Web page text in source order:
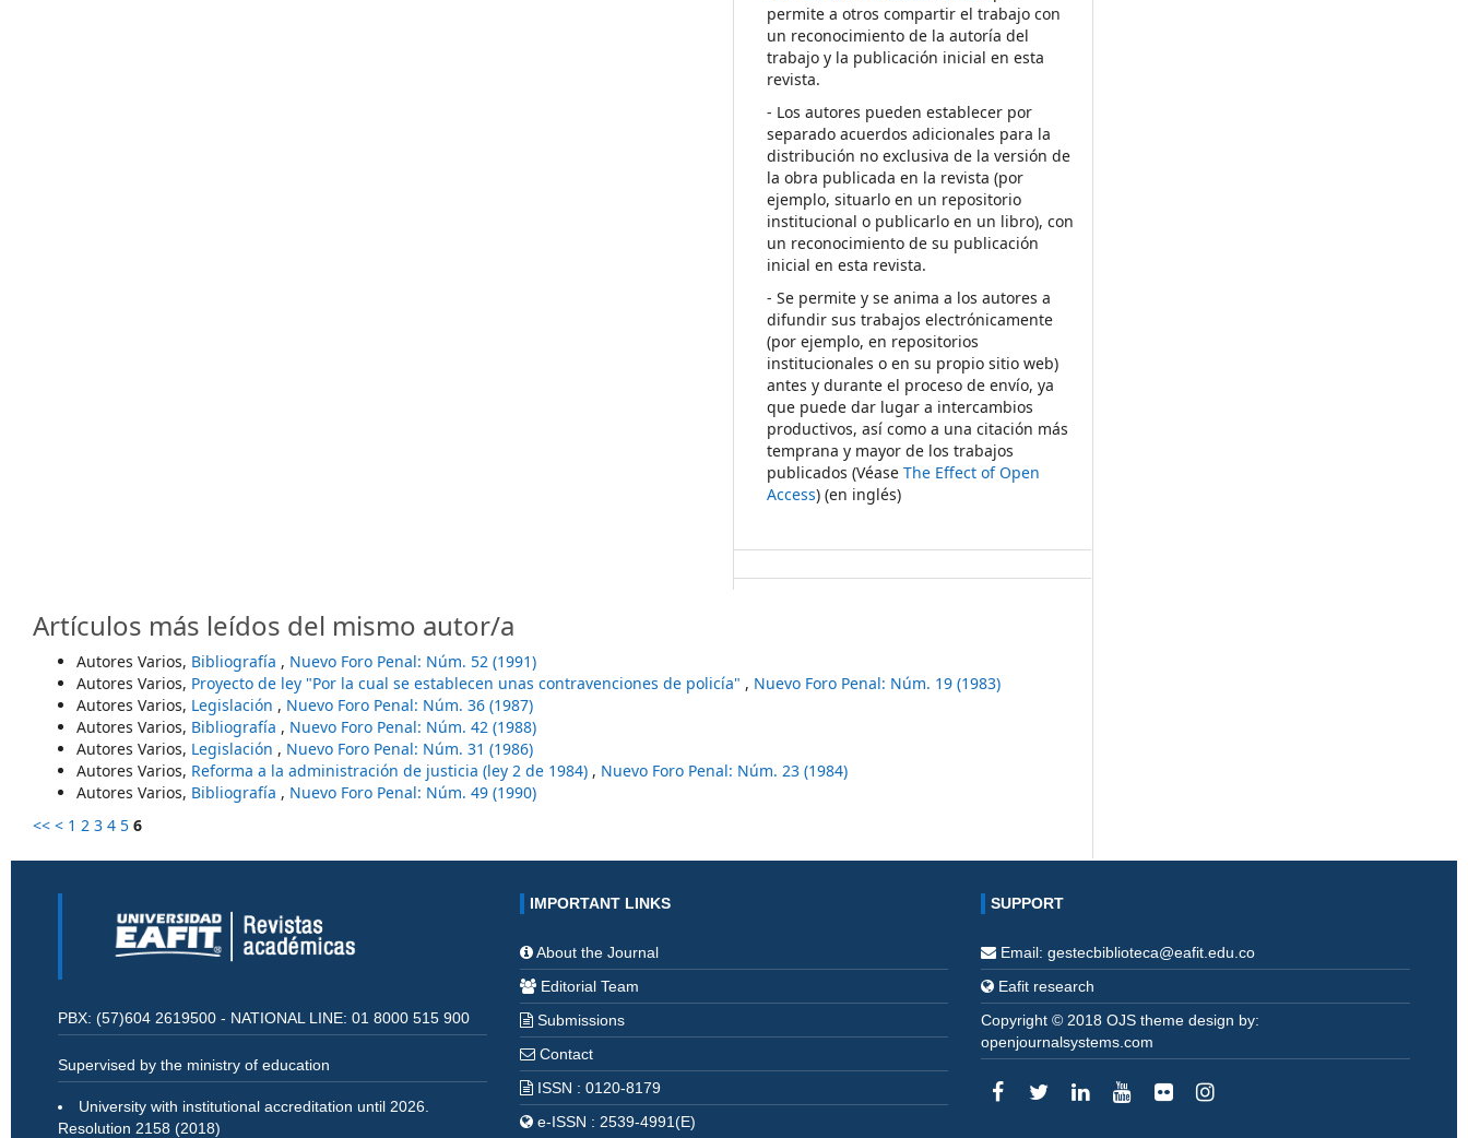
permite a otros compartir el trabajo con
un reconocimiento de la autoría del
trabajo y la publicación inicial en esta
revista.
- Los autores pueden establecer por
separado acuerdos adicionales para la
distribución no exclusiva de la versión de
la obra publicada en la revista (por
ejemplo, situarlo en un repositorio
institucional o publicarlo en un libro), con
un reconocimiento de su publicación
inicial en esta revista.
- Se permite y se anima a los autores a
difundir sus trabajos electrónicamente
(por ejemplo, en repositorios
institucionales o en su propio sitio web)
antes y durante el proceso de envío, ya
que puede dar lugar a intercambios
productivos, así como a una citación más
temprana y mayor de los trabajos
publicados (VéaseThe Effect of Open
Access) (en inglés)
Artículos más leídos del mismo autor/a
Autores Varios, Bibliografía , Nuevo Foro Penal: Núm. 52 (1991)
Autores Varios, Proyecto de ley "Por la cual se establecen unas contravenciones de policía" , Nuevo Foro Penal: Núm. 19 (1983)
Autores Varios, Legislación , Nuevo Foro Penal: Núm. 36 (1987)
Autores Varios, Bibliografía , Nuevo Foro Penal: Núm. 42 (1988)
Autores Varios, Legislación , Nuevo Foro Penal: Núm. 31 (1986)
Autores Varios, Reforma a la administración de justicia (ley 2 de 1984) , Nuevo Foro Penal: Núm. 23 (1984)
Autores Varios, Bibliografía , Nuevo Foro Penal: Núm. 49 (1990)
<< < 1 2 3 4 5 6
PBX: (57)604 2619500 - NATIONAL LINE: 01 8000 515 900
Supervised by the ministry of education
University with institutional accreditation until 2026.
Resolution 2158 (2018)
IMPORTANT LINKS
About the Journal
Editorial Team
Submissions
Contact
ISSN : 0120-8179
e-ISSN : 2539-4991(E)
SUPPORT
Email: gestecbiblioteca@eafit.edu.co
Eafit research
Copyright © 2018 OJS theme design by:
openjournalsystems.com